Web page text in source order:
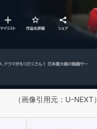
（画像引用元：U-NEXT）